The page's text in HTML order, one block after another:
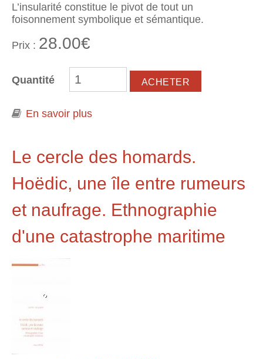
L’insularité constitue le pivot de tout un
foisonnement symbolique et sémantique.
Prix : 28.00€
Quantité
En savoir plus
Le cercle des homards.
Hoëdic, une île entre rumeurs
et naufrage. Ethnographie
d'une catastrophe maritime